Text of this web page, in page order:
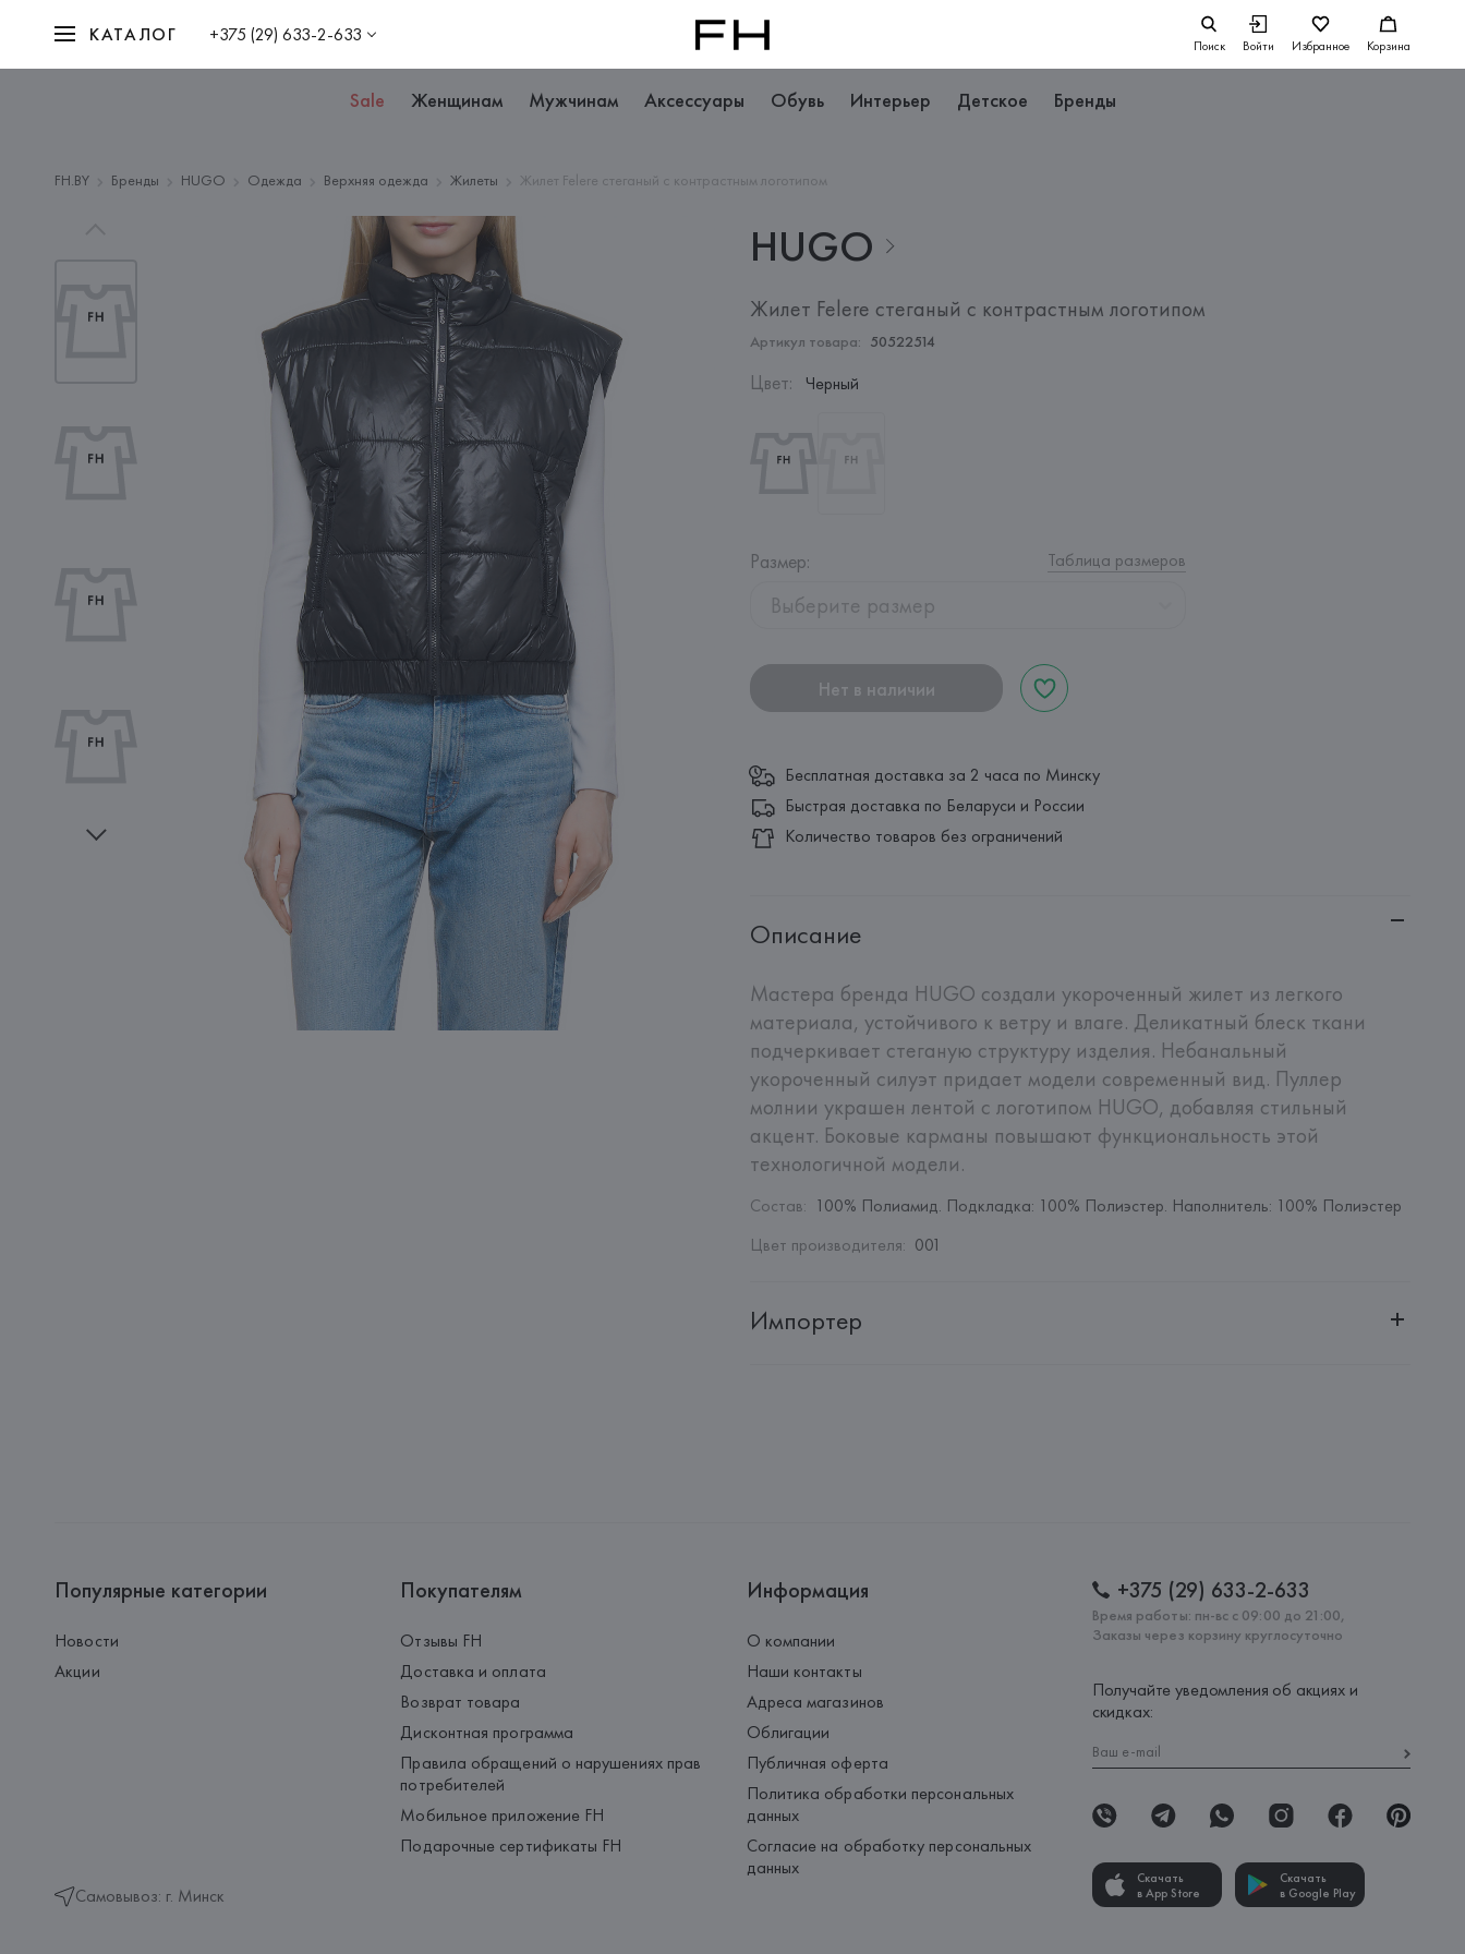
КАТАЛОГ +375 (29) 633-2-633 Поиск Войти Избранное Корзина
Sale Женщинам Мужчинам Аксессуары Обувь Интерьер Детское Бренды
FH.BY Бренды HUGO Одежда Верхняя одежда Жилеты Жилет Felere стеганый с контрастным логотипом
HUGO
Жилет Felere стеганый с контрастным логотипом
Артикул товара: 50522514
Цвет: Черный
Размер: Таблица размеров
Выберите размер
Нет в наличии
Бесплатная доставка за 2 часа по Минску
Быстрая доставка по Беларуси и России
Количество товаров без ограничений
Описание
Мастера бренда HUGO создали укороченный жилет из легкого
материала, устойчивого к ветру и влаге. Деликатный блеск ткани
подчеркивает стеганую структуру изделия. Небанальный
укороченный силуэт придает модели современный вид. Пуллер
молнии украшен лентой с логотипом HUGO, добавляя стильный
акцент. Боковые карманы повышают функциональность этой
технологичной модели.
Состав: 100% Полиамид. Подкладка: 100% Полиэстер. Наполнитель: 100% Полиэстер
Цвет производителя: 001
Импортер
Популярные категории
Новости
Акции
Самовывоз: г. Минск
Покупателям
Отзывы FH
Доставка и оплата
Возврат товара
Дисконтная программа
Правила обращений о нарушениях прав
потребителей
Мобильное приложение FH
Подарочные сертификаты FH
Информация
О компании
Наши контакты
Адреса магазинов
Облигации
Публичная оферта
Политика обработки персональных
данных
Согласие на обработку персональных
данных
+375 (29) 633-2-633
Время работы: пн-вс с 09:00 до 21:00,
Заказы через корзину круглосуточно
Получайте уведомления об акциях и
скидках:
Скачать
в App Store
Скачать
в Google Play